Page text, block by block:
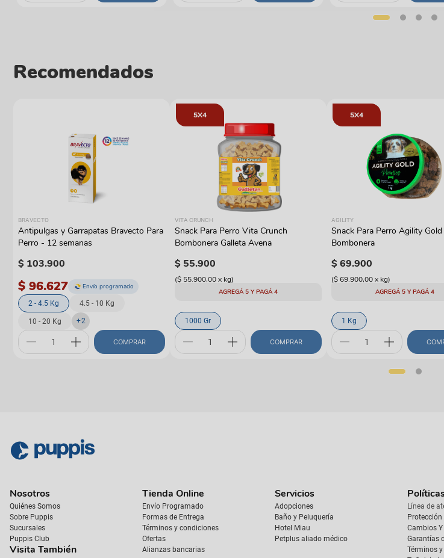
Recomendados
BRAVECTO
Antipulgas y Garrapatas Bravecto Para
Perro - 12 semanas
$ 103.900
$ 96.627 Envío programado
2 - 4.5 Kg 4.5 - 10 Kg
10 - 20 Kg +2
COMPRAR
5X4
VITA CRUNCH
Snack Para Perro Vita Crunch
Bombonera Galleta Avena
$ 55.900
($ 55.900,00x kg)
AGREGÁ 5 Y PAGÁ 4
1000 Gr
COMPRAR
5X4
AGILITY
Snack Para Perro Agility
Bombonera
$69.900
($ 69.900,00x kg)
AGREGÁ 5 Y PAGÁ 4
1 Kg
Nosotros
Quiénes Somos
Sobre Puppis
Sucursales
Puppis Club
Visita También
Tienda Online
Envío Programado
Formas de Entrega
Términos y condiciones
Ofertas
Alianzas bancarias
Servicios
Adopciones
Baño y Peluquería
Hotel Miau
Petplus aliado médico
Línea de
Cambios
Garantías
Términos